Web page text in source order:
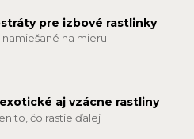
pre izbové rastlinky
na mieru
aj vzácne rastliny
to, čo rastie ďalej